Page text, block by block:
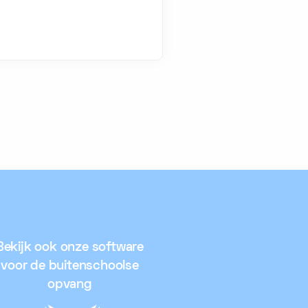
ook onze software
voor de buitenschoolse
opvang